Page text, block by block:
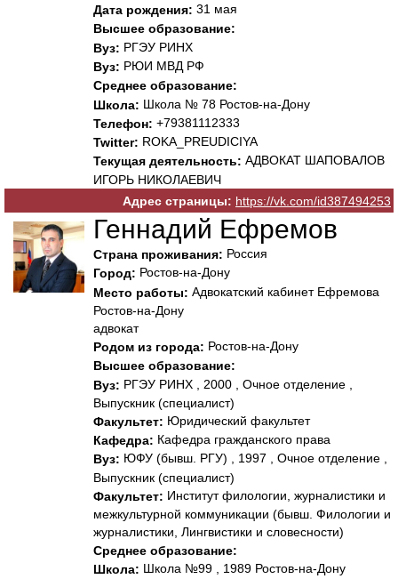
Дата рождения: 31 мая
Высшее образование:
Вуз: РГЭУ РИНХ
Вуз: РЮИ МВД РФ
Среднее образование:
Школа: Школа № 78 Ростов-на-Дону
Телефон: +79381112333
Twitter: ROKA_PREUDICIYA
Текущая деятельность: АДВОКАТ ШАПОВАЛОВ
ИГОРЬ НИКОЛАЕВИЧ
Адрес страницы: https://vk.com/id387494253
Геннадий Ефремов
Страна проживания: Россия
Город: Ростов-на-Дону
Место работы: Адвокатский кабинет Ефремова
Ростов-на-Дону
адвокат
Родом из города: Ростов-на-Дону
Высшее образование:
Вуз: РГЭУ РИНХ , 2000 , Очное отделение ,
Выпускник (специалист)
Факультет: Юридический факультет
Кафедра: Кафедра гражданского права
Вуз: ЮФУ (бывш. РГУ) , 1997 , Очное отделение ,
Выпускник (специалист)
Факультет: Институт филологии, журналистики и
межкультурной коммуникации (бывш. Филологии и
журналистики, Лингвистики и словесности)
Среднее образование:
Школа: Школа №99 , 1989 Ростов-на-Дону